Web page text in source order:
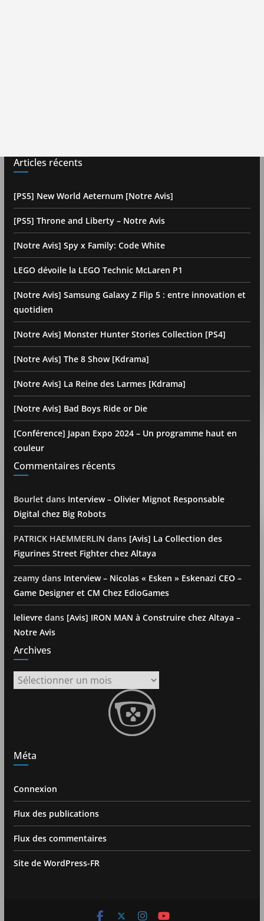
Articles récents
[PS5] New World Aeternum [Notre Avis]
[PS5] Throne and Liberty – Notre Avis
[Notre Avis] Spy x Family: Code White
LEGO dévoile la LEGO Technic McLaren P1
[Notre Avis] Samsung Galaxy Z Flip 5 : entre innovation et
quotidien
[Notre Avis] Monster Hunter Stories Collection [PS4]
[Notre Avis] The 8 Show [Kdrama]
[Notre Avis] La Reine des Larmes [Kdrama]
[Notre Avis] Bad Boys Ride or Die
[Conférence] Japan Expo 2024 – Un programme haut en
couleur
Commentaires récents
Bourlet dans Interview – Olivier Mignot Responsable
Digital chez Big Robots
PATRICK HAEMMERLIN dans [Avis] La Collection des
Figurines Street Fighter chez Altaya
zeamydans Interview – Nicolas « Esken » Eskenazi CEO –
Game Designer et CM Chez EdioGames
lelievredans [Avis] IRON MAN à Construire chez Altaya –
Notre Avis
Archives
Archives
Méta
Connexion
Flux des publications
Flux des commentaires
Site de WordPress-FR